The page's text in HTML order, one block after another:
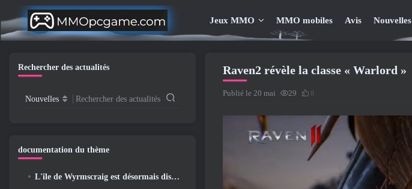
Jeux MMO MMO mobiles Avis Nouvelles
Raven2 révèle la classe « Warlord »
Publié le 20 mai 29 8
Rechercher des actualités
Nouvelles Rechercher des actualités
documentation du thème
L'île de Wyrmscraig est désormais disponible à l'exploration dans Old School RuneScape